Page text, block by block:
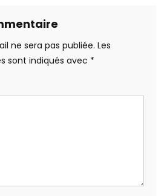
ne sera pas publiée. Les
sont indiqués avec *